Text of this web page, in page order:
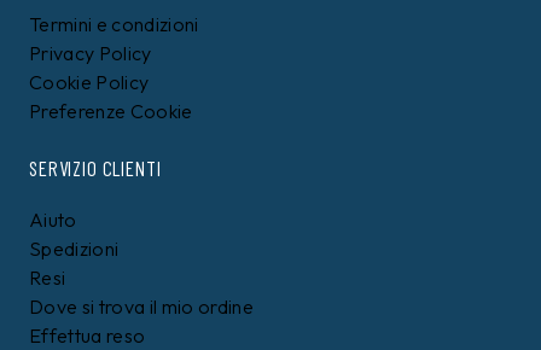
Termini e condizioni
Privacy Policy
Cookie Policy
Preferenze Cookie
SERVIZIO CLIENTI
Aiuto
Spedizioni
Resi
Dove si trova il mio ordine
Effettua reso